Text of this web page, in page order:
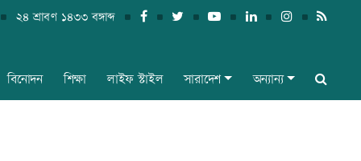
২৪ শ্রাবণ ১৪৩৩ বঙ্গাব্দ
বিনোদন শিক্ষা লাইফ স্টাইল সারাদেশ অন্যান্য